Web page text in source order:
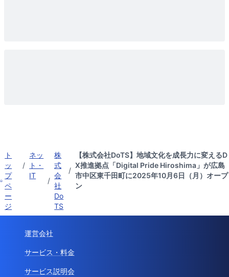
ト
ッ
プ
ペ
ー
ジ
/
ネッ
ト・
IT
/
株
式
会
社
Do
TS
/
【株式会社DoTS】地域文化を成長力に変えるD
X推進拠点「Digital Pride Hiroshima」が広島
市中区東千田町に2025年10月6日（月）オープ
ン
運営会社
サービス・料金
サービス説明会